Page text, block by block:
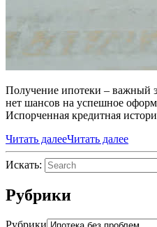
Получение ипотеки – важный
нет шансов на успешное
Испорченная кредитная
Читать далееЧитать далее
Искать:
Рубрики